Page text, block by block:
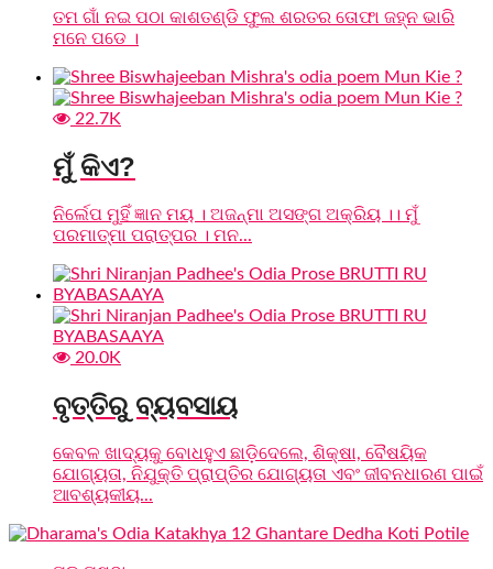
ତମ ଗାଁ ନଇ ପଠା କାଶତଣ୍ଡି ଫୁଲ ଶରତର ତୋଫା ଜହ୍ନ ଭାରି
ମନେ ପଡେ ।
22.7K
ମୁଁ କିଏ?
ନିର୍ଲେପ ମୁହିଁ ଜ୍ଞାନ ମୟ । ଅଜନ୍ମା ଅସଙ୍ଗ ଅକ୍ରିୟ ।। ମୁଁ
ପରମାତ୍ମା ପରାତ୍ପର । ମନ...
20.0K
ବୃତ୍ତିରୁ ବ୍ୟବସାୟ
କେବଳ ଖାଦ୍ୟକୁ ବୋଧହୁଏ ଛାଡ଼ିଦେଲେ, ଶିକ୍ଷା, ବୈଷୟିକ
ଯୋଗ୍ୟତା, ନିଯୁକ୍ତି ପ୍ରାପ୍ତିର ଯୋଗ୍ୟତା ଏବଂ ଜୀବନଧାରଣ ପାଇଁ
ଆବଶ୍ୟକୀୟ...